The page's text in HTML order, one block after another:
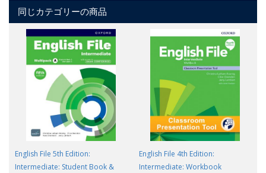
同じカテゴリーの商品
English File 5th Edition:
Intermediate: Student Book &
English File 4th Edition:
Intermediate: Workbook